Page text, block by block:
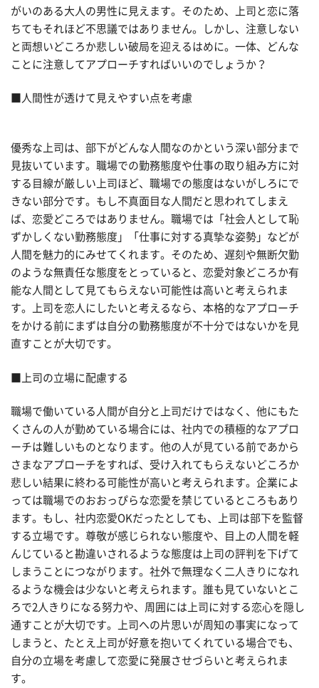
がいのある大人の男性に見えます。そのため、上司と恋に落
ちてもそれほど不思議ではありません。しかし、注意しない
と両想いどころか悲しい破局を迎えるはめに。一体、どんな
ことに注意してアプローチすればいいのでしょうか？
■人間性が透けて見えやすい点を考慮
優秀な上司は、部下がどんな人間なのかという深い部分まで
見抜いています。職場での勤務態度や仕事の取り組み方に対
する目線が厳しい上司ほど、職場での態度はないがしろにで
きない部分です。もし不真面目な人間だと思われてしまえ
ば、恋愛どころではありません。職場では「社会人として恥
ずかしくない勤務態度」「仕事に対する真摯な姿勢」などが
人間を魅力的にみせてくれます。そのため、遅刻や無断欠勤
のような無責任な態度をとっていると、恋愛対象どころか有
能な人間として見てもらえない可能性は高いと考えられま
す。上司を恋人にしたいと考えるなら、本格的なアプローチ
をかける前にまずは自分の勤務態度が不十分ではないかを見
直すことが大切です。
■上司の立場に配慮する
職場で働いている人間が自分と上司だけではなく、他にもた
くさんの人が勤めている場合には、社内での積極的なアプロ
ーチは難しいものとなります。他の人が見ている前であから
さまなアプローチをすれば、受け入れてもらえないどころか
悲しい結果に終わる可能性が高いと考えられます。企業によ
っては職場でのおおっぴらな恋愛を禁じているところもあり
ます。もし、社内恋愛OKだったとしても、上司は部下を監督
する立場です。尊敬が感じられない態度や、目上の人間を軽
んじていると勘違いされるような態度は上司の評判を下げて
しまうことにつながります。社外で無理なく二人きりになれ
るような機会は少ないと考えられます。誰も見ていないとこ
ろで2人きりになる努力や、周囲には上司に対する恋心を隠し
通すことが大切です。上司への片思いが周知の事実になって
しまうと、たとえ上司が好意を抱いてくれている場合でも、
自分の立場を考慮して恋愛に発展させづらいと考えられま
す。